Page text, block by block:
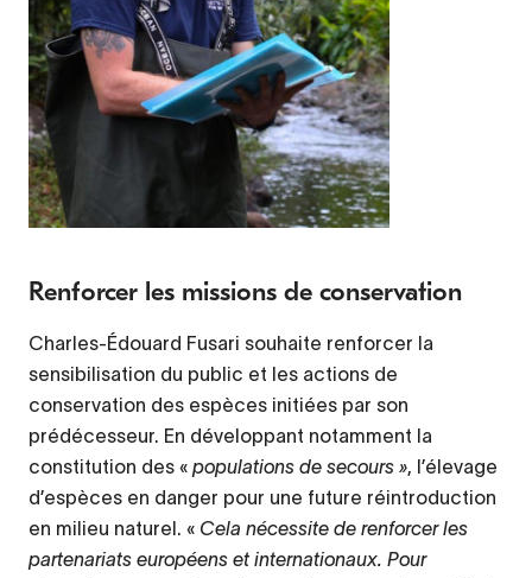
Renforcer les missions de conservation
Charles-Édouard Fusari souhaite renforcer la
sensibilisation du public et les actions de
conservation des espèces initiées par son
prédécesseur. En développant notamment la
constitution des « populations de secours », l’élevage
d’espèces en danger pour une future réintroduction
en milieu naturel. « Cela nécessite de renforcer les
partenariats européens et internationaux. Pour